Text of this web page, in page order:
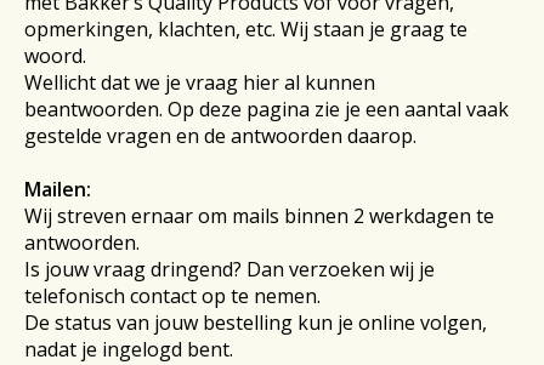
opmerkingen, klachten, etc. Wij staan je graag te
woord.
Wellicht dat we je vraag hier al kunnen
beantwoorden. Op deze pagina zie je een aantal vaak
gestelde vragen en de antwoorden daarop.
Mailen:
Wij streven ernaar om mails binnen 2 werkdagen te
antwoorden.
Is jouw vraag dringend? Dan verzoeken wij je
telefonisch contact op te nemen.
De status van jouw bestelling kun je online volgen,
nadat je ingelogd bent.